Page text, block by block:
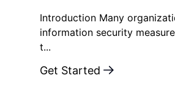
Introduction Many
information security
t...
Get Started